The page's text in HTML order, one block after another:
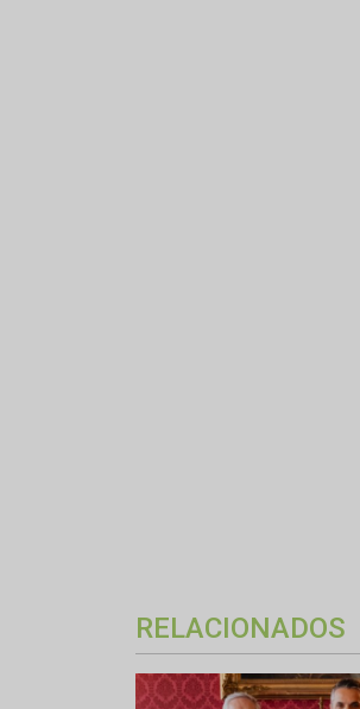
RELACIONADOS